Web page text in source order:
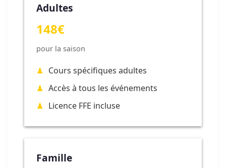
Adultes
148€
pour la saison
Cours spécifiques adultes
Accès à tous les événements
Licence FFE incluse
Famille